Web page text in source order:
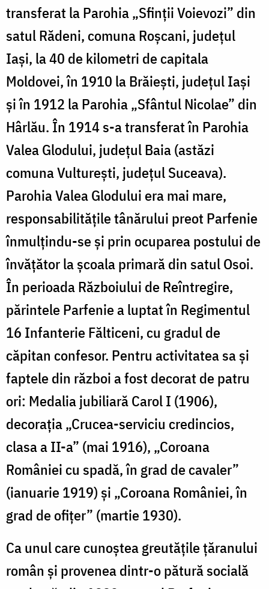
transferat la Parohia „Sfinții Voievozi” din
satul Rădeni, comuna Roșcani, județul
Iași, la 40 de kilometri de capitala
Moldovei, în 1910 la Brăiești, județul Iași
și în 1912 la Parohia „Sfântul Nicolae” din
Hârlău. În 1914 s-a transferat în Parohia
Valea Glodului, județul Baia (astăzi
comuna Vulturești, județul Suceava).
Parohia Valea Glodului era mai mare,
responsabilitățile tânărului preot Parfenie
înmulțindu-se și prin ocuparea postului de
învățător la școala primară din satul Osoi.
În perioada Războiului de Reîntregire,
părintele Parfenie a luptat în Regimentul
16 Infanterie Fălticeni, cu gradul de
căpitan confesor. Pentru activitatea sa și
faptele din război a fost decorat de patru
ori: Medalia jubiliară Carol I (1906),
decorația „Crucea-serviciu credincios,
clasa a II-a” (mai 1916), „Coroana
României cu spadă, în grad de cavaler”
(ianuarie 1919) și „Coroana României, în
grad de ofițer” (martie 1930).
Ca unul care cunoștea greutățile țăranului
român și provenea dintr-o pătură socială